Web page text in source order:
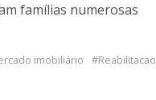
famílias numerosas
imobiliário Reabilitacao